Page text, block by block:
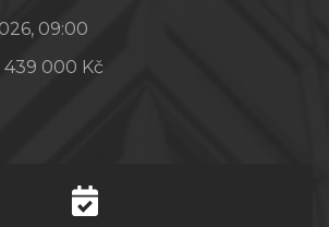
09:00
439 000 Kč